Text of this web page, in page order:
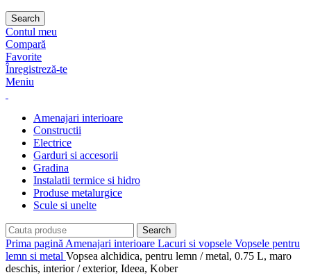
Search
Contul meu
Compară
Favorite
Înregistreză-te
Meniu
Amenajari interioare
Constructii
Electrice
Garduri si accesorii
Gradina
Instalatii termice si hidro
Produse metalurgice
Scule si unelte
Search
Prima pagină Amenajari interioare Lacuri si vopsele Vopsele pentru
lemn si metal Vopsea alchidica, pentru lemn / metal, 0.75 L, maro
deschis, interior / exterior, Ideea, Kober